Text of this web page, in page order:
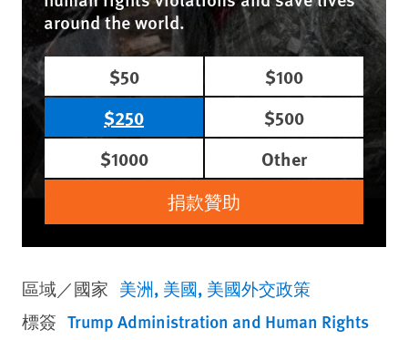
around the world.
$50
$100
$250
$500
$1000
Other
捐款贊助
區域／國家 美洲 美國 美國外交政策
標簽 Trump Administration and Human Rights